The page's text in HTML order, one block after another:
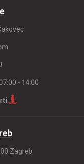
- 14:00
Zagreb